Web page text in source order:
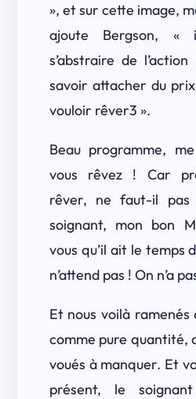
», et sur cette image,
ajoute Bergson, «
s’abstraire de
savoir attacher du
vouloir rêver3 ».
Beau programme,
vous rêvez ! Car
rêver, ne faut-il
soignant, mon bon
vous qu’il ait le temps
n’attend pas ! On n’a
Et nous voilà ramenés
comme pure quantité,
voués à manquer. Et
présent, le